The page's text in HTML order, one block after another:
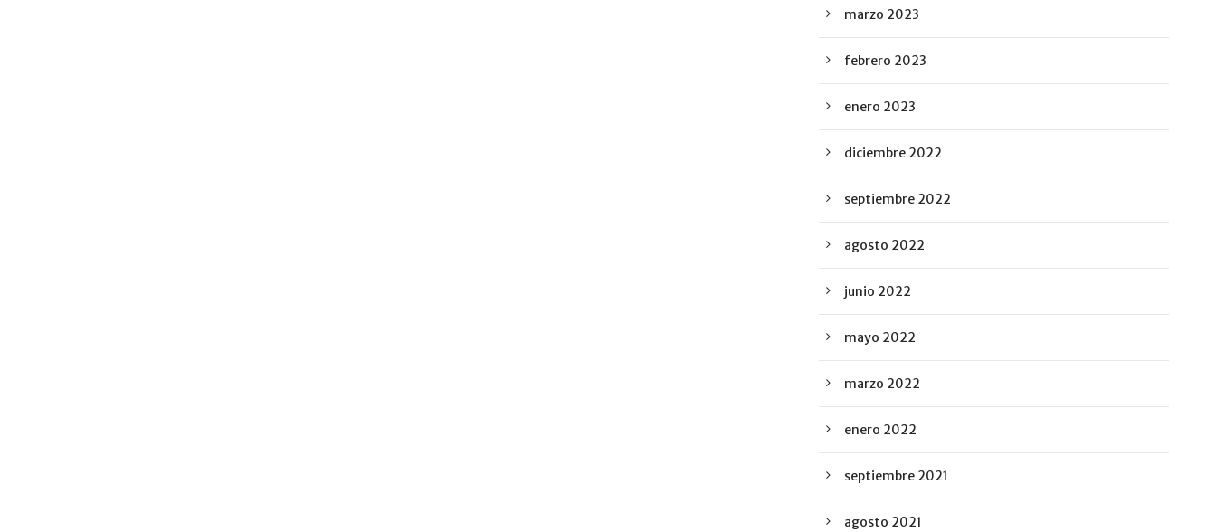
marzo 2023
febrero 2023
enero 2023
diciembre 2022
septiembre 2022
agosto 2022
junio 2022
mayo 2022
marzo 2022
enero 2022
septiembre 2021
agosto 2021